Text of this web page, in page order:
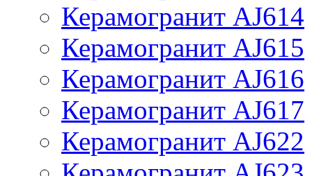
Керамогранит AJ614
Керамогранит AJ615
Керамогранит AJ616
Керамогранит AJ617
Керамогранит AJ622